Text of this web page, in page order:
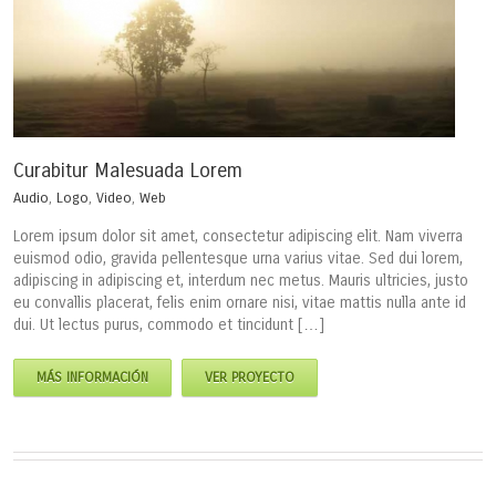
Curabitur Malesuada Lorem
Audio, Logo, Video, Web
Lorem ipsum dolor sit amet, consectetur adipiscing elit. Nam viverra
euismod odio, gravida pellentesque urna varius vitae. Sed dui lorem,
adipiscing in adipiscing et, interdum nec metus. Mauris ultricies, justo
eu convallis placerat, felis enim ornare nisi, vitae mattis nulla ante id
dui. Ut lectus purus, commodo et tincidunt […]
MÁS INFORMACIÓN VER PROYECTO